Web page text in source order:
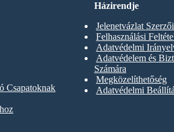
Csapatoknak
Házirendje
Jelenetvázlat
Felhasználási
Adatvédelmi
Adatvédelem és
Számára
Megközelíthetőség
Adatvédelmi